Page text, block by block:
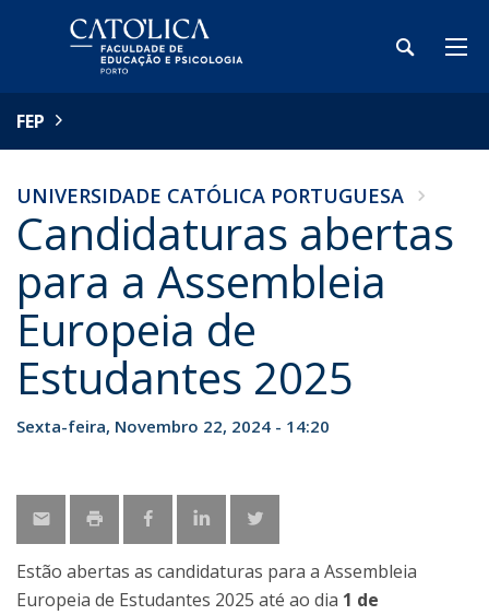
FEP
UNIVERSIDADE CATÓLICA PORTUGUESA
Candidaturas abertas
para a Assembleia
Europeia de
Estudantes 2025
Sexta-feira, Novembro 22, 2024 - 14:20
Estão abertas as candidaturas para a Assembleia
Europeia de Estudantes 2025 até ao dia 1 de